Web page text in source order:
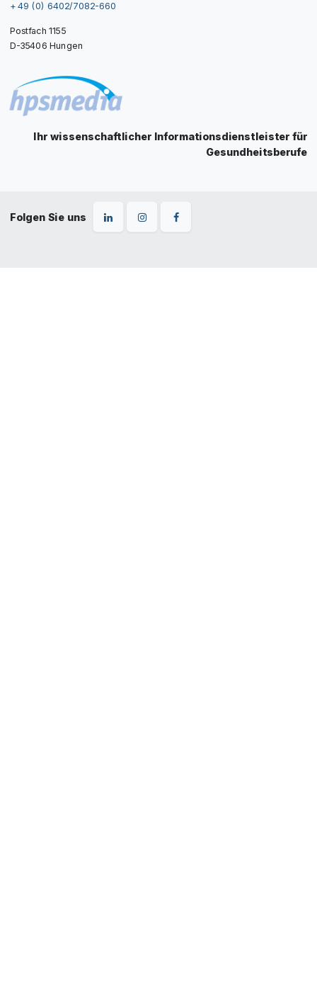
+ 49 (0) 6402/7082-660
Postfach 1155
D-35406 Hungen
Ihr wissenschaftlicher Informationsdienstleister für
Gesundheitsberufe
Folgen Sie uns